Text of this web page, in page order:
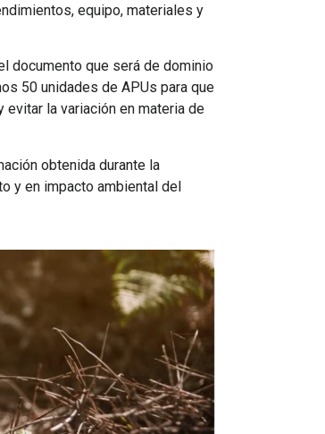
equipo, materiales y
documento que será de dominio
50 unidades de APUs para que
la variación en materia de
obtenida durante la
y en impacto ambiental del